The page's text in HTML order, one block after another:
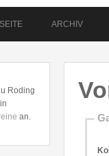
ARCHIV
Roding
an.